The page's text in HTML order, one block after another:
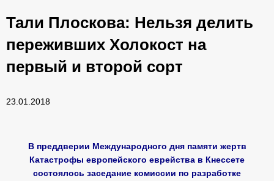
Тали Плоскова: Нельзя делить
переживших Холокост на
первый и второй сорт
23.01.2018
В преддверии Международного дня памяти жертв
Катастрофы европейского еврейства в Кнессете
состоялось заседание комиссии по разработке